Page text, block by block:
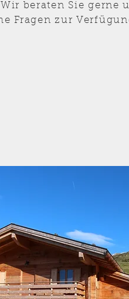
beraten Sie gerne
Fragen zur